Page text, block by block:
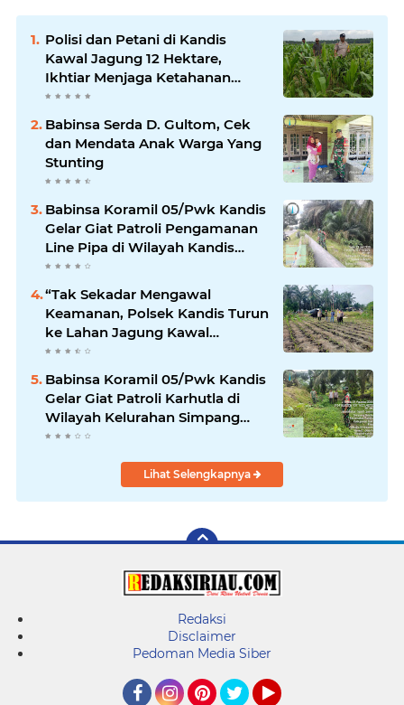
Polisi dan Petani di Kandis
Kawal Jagung 12 Hektare,
Ikhtiar Menjaga Ketahanan
Pangan
Babinsa Serda D. Gultom, Cek
dan Mendata Anak Warga Yang
Stunting
Babinsa Koramil 05/Pwk Kandis
Gelar Giat Patroli Pengamanan
Line Pipa di Wilayah Kandis
Kandis
“Tak Sekadar Mengawal
Keamanan, Polsek Kandis Turun
ke Lahan Jagung Kawal
Ketahanan Pangan
Babinsa Koramil 05/Pwk Kandis
Gelar Giat Patroli Karhutla di
Wilayah Kelurahan Simpang
Belutu
Lihat Selengkapnya
Redaksi
Disclaimer
Pedoman Media Siber